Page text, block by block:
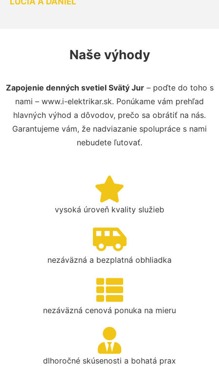
Naše výhody
Zapojenie denných svetiel Svätý Jur– poďte do toho s
nami – www.i-elektrikar.sk. Ponúkame vám prehľad
hlavných výhod a dôvodov, prečo sa obrátiť na nás.
Garantujeme vám, že nadviazanie spolupráce s nami
nebudete ľutovať.
vysoká úroveň kvality služieb
nezáväzná a bezplatná obhliadka
nezáväzná cenová ponuka na mieru
dlhoročné skúsenosti a bohatá prax